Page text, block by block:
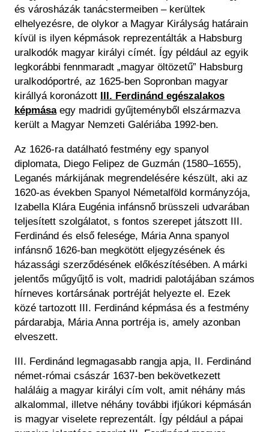
és városházák tanácstermeiben ‒ kerültek
elhelyezésre, de olykor a Magyar Királyság határain
kívül is ilyen képmások reprezentálták a Habsburg
uralkodók magyar királyi címét. Így például az egyik
legkorábbi fennmaradt „magyar öltözetű” Habsburg
uralkodóportré, az 1625-ben Sopronban magyar
királlyá koronázott III. Ferdinánd egészalakos
képmásaegy madridi gyűjteményből elszármazva
került a Magyar Nemzeti Galériába 1992-ben.
Az 1626-ra datálható festmény egy spanyol
diplomata, Diego Felipez de Guzmán (1580–1655),
Leganés márkijának megrendelésére készült, aki az
1620-as években Spanyol Németalföld kormányzója,
Izabella Klára Eugénia infánsnő brüsszeli udvarában
teljesített szolgálatot, s fontos szerepet játszott III.
Ferdinánd és első felesége, Mária Anna spanyol
infánsnő 1626-ban megkötött eljegyzésének és
házassági szerződésének előkészítésében. A márki
jelentős műgyűjtő is volt, madridi palotájában számos
hírneves kortársának portréját helyezte el. Ezek
közé tartozott III. Ferdinánd képmása és a festmény
párdarabja, Mária Anna portréja is, amely azonban
elveszett.
III. Ferdinánd legmagasabb rangja apja, II. Ferdinánd
német-római császár 1637-ben bekövetkezett
haláláig a magyar királyi cím volt, amit néhány más
alkalommal, illetve néhány további ifjúkori képmásán
is magyar viselete reprezentált. Így például a pápai